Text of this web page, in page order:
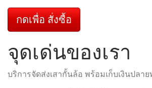
กดเพื่อ สั่งซื้อ
จุดเด่นของเรา
บริการจัดส่งเสากั้นล้อ พร้อมเก็บเงินปลาย